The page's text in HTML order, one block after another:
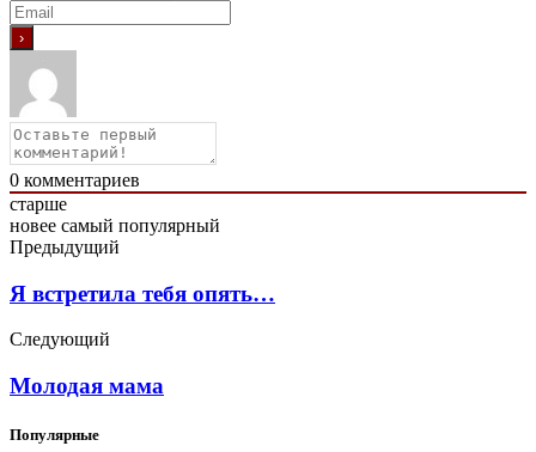
0 комментариев
старше
новее самый популярный
Предыдущий
Я встретила тебя опять…
Следующий
Молодая мама
Популярные